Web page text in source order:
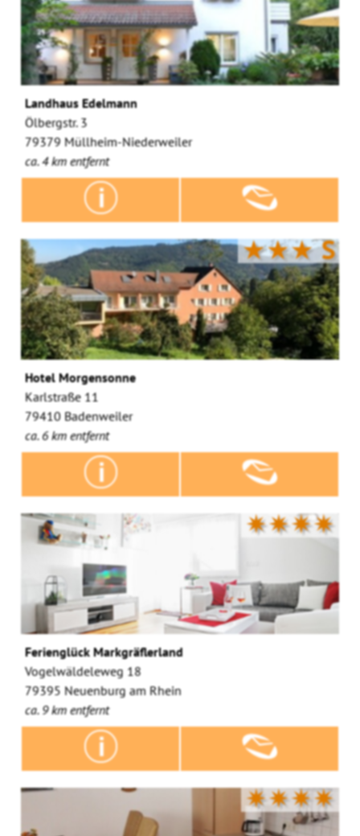
Landhaus Edelmann
Ölbergstr. 3
79379 Müllheim-Niederweiler
ca. 4 km entfernt
★★★S
Hotel Morgensonne
Karlstraße 11
79410 Badenweiler
ca. 6 km entfernt
✷✷✷✷
Ferienglück Markgräflerland
Vogelwäldeleweg 18
79395 Neuenburg am Rhein
ca. 9 km entfernt
✷✷✷✷